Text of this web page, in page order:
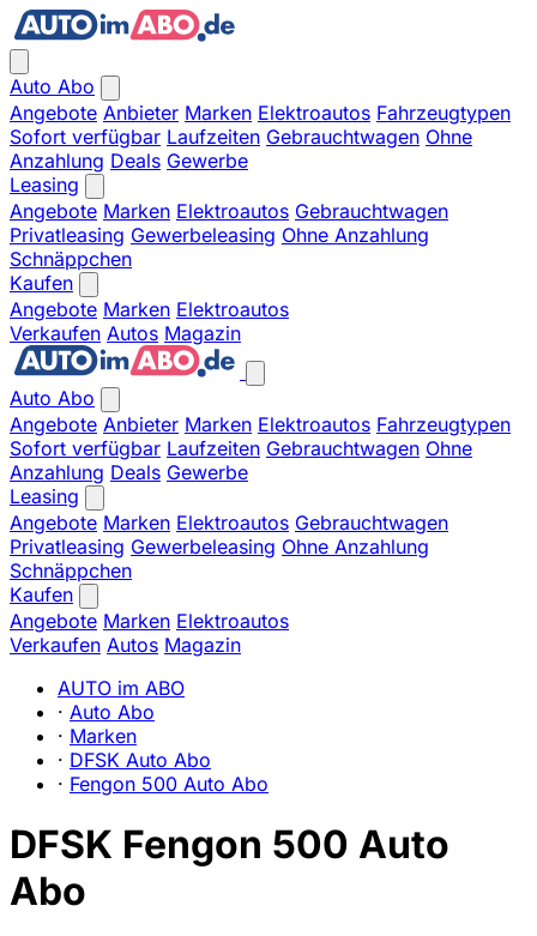
Auto Abo
Angebote Anbieter Marken Elektroautos Fahrzeugtypen
Sofort verfügbar Laufzeiten Gebrauchtwagen Ohne
Anzahlung Deals Gewerbe
Leasing
Angebote Marken Elektroautos Gebrauchtwagen
Privatleasing Gewerbeleasing Ohne Anzahlung
Schnäppchen
Kaufen
Angebote Marken Elektroautos
Verkaufen Autos Magazin
Auto Abo
Angebote Anbieter Marken Elektroautos Fahrzeugtypen
Sofort verfügbar Laufzeiten Gebrauchtwagen Ohne
Anzahlung Deals Gewerbe
Leasing
Angebote Marken Elektroautos Gebrauchtwagen
Privatleasing Gewerbeleasing Ohne Anzahlung
Schnäppchen
Kaufen
Angebote Marken Elektroautos
Verkaufen Autos Magazin
AUTO im ABO
· Auto Abo
· Marken
· DFSK Auto Abo
· Fengon 500 Auto Abo
DFSK Fengon 500 Auto
Abo